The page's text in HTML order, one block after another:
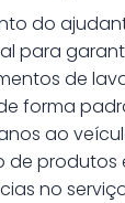
do
para
de
forma
ao
de produtos
no